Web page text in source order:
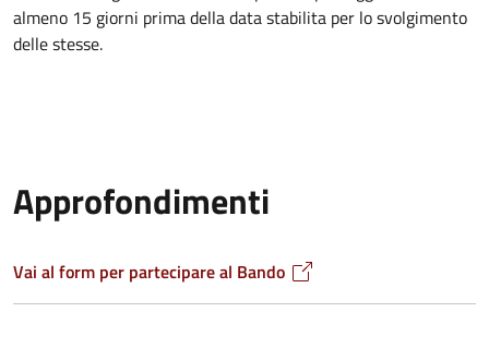
almeno 15 giorni prima della data stabilita per lo svolgimento
delle stesse.
Approfondimenti
Vai al form per partecipare al Bando